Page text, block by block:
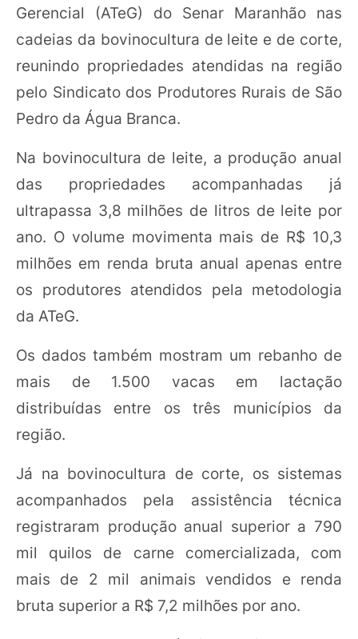
Gerencial (ATeG) do Senar Maranhão nas
cadeias da bovinocultura de leite e de corte,
reunindo propriedades atendidas na região
pelo Sindicato dos Produtores Rurais de São
Pedro da Água Branca.
Na bovinocultura de leite, a produção anual
das propriedades acompanhadas já
ultrapassa 3,8 milhões de litros de leite por
ano. O volume movimenta mais de R$ 10,3
milhões em renda bruta anual apenas entre
os produtores atendidos pela metodologia
da ATeG.
Os dados também mostram um rebanho de
mais de 1.500 vacas em lactação
distribuídas entre os três municípios da
região.
Já na bovinocultura de corte, os sistemas
acompanhados pela assistência técnica
registraram produção anual superior a 790
mil quilos de carne comercializada, com
mais de 2 mil animais vendidos e renda
bruta superior a R$ 7,2 milhões por ano.